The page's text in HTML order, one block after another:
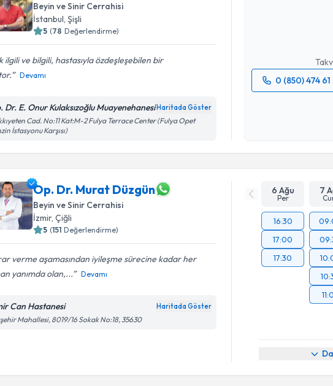
Beyin ve Sinir Cerrahisi
İstanbul,Şişli
5 (78 Değerlendirme)
ilgili ve bilgili, hastasıyla özdeşleşebilen bir
Devamı
Dr. E. Onur Kulaksızoğlu Muayenehanesi Haritada Göster
Cad. No:11 Kat:M-2 Fulya Terrace Center (Fulya Opet
İstasyonu Karşısı)
0 (850) 474 61
Op. Dr. Murat Düzgün
Beyin ve Sinir Cerrahisi
İzmir,Çiğli
5 (151 Değerlendirme)
verme aşamasından iyileşme sürecine kadar her
yanımda olan,...
Devamı
Can Hastanesi Haritada Göster
Mahallesi, 8019/16 Sokak No:18, 35630
6 Ağu
Per
7
16:30
17:00
17:30